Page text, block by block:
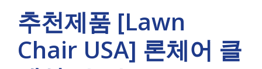
추천제품 [Lawn
Chair USA] 론체어 클